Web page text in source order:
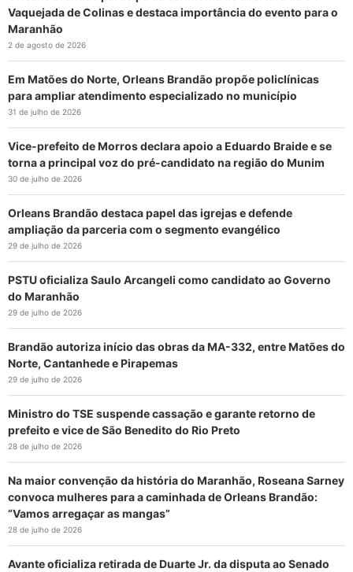
Vaquejada de Colinas e destaca importância do evento para o
Maranhão
2 de agosto de 2026
Em Matões do Norte, Orleans Brandão propõe policlínicas
para ampliar atendimento especializado no município
31 de julho de 2026
Vice-prefeito de Morros declara apoio a Eduardo Braide e se
torna a principal voz do pré-candidato na região do Munim
30 de julho de 2026
Orleans Brandão destaca papel das igrejas e defende
ampliação da parceria com o segmento evangélico
29 de julho de 2026
PSTU oficializa Saulo Arcangeli como candidato ao Governo
do Maranhão
29 de julho de 2026
Brandão autoriza início das obras da MA-332, entre Matões do
Norte, Cantanhede e Pirapemas
29 de julho de 2026
Ministro do TSE suspende cassação e garante retorno de
prefeito e vice de São Benedito do Rio Preto
28 de julho de 2026
Na maior convenção da história do Maranhão, Roseana Sarney
convoca mulheres para a caminhada de Orleans Brandão:
“Vamos arregaçar as mangas”
28 de julho de 2026
Avante oficializa retirada de Duarte Jr. da disputa ao Senado